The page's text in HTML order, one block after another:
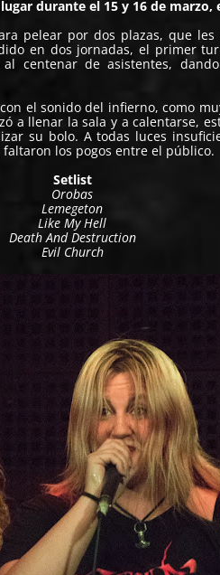
durante el 15 y 16 de marzo,
pelear por dos plazas, que
en dos jornadas, el primer
centenar de asistentes,
el sonido del infierno, como
a llenar la sala y a calentarse,
su bolo. A todas luces
los pogos entre el público.
Setlist
Orobas
Lemegeton
Like My Hell
Death And Destruction
Evil Church